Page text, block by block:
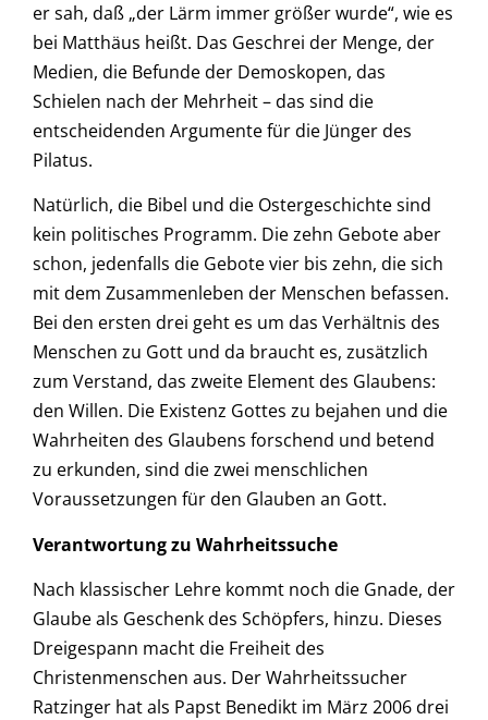
er sah, daß „der Lärm immer größer wurde“, wie es
bei Matthäus heißt. Das Geschrei der Menge, der
Medien, die Befunde der Demoskopen, das
Schielen nach der Mehrheit – das sind die
entscheidenden Argumente für die Jünger des
Pilatus.
Natürlich, die Bibel und die Ostergeschichte sind
kein politisches Programm. Die zehn Gebote aber
schon, jedenfalls die Gebote vier bis zehn, die sich
mit dem Zusammenleben der Menschen befassen.
Bei den ersten drei geht es um das Verhältnis des
Menschen zu Gott und da braucht es, zusätzlich
zum Verstand, das zweite Element des Glaubens:
den Willen. Die Existenz Gottes zu bejahen und die
Wahrheiten des Glaubens forschend und betend
zu erkunden, sind die zwei menschlichen
Voraussetzungen für den Glauben an Gott.
Verantwortung zu Wahrheitssuche
Nach klassischer Lehre kommt noch die Gnade, der
Glaube als Geschenk des Schöpfers, hinzu. Dieses
Dreigespann macht die Freiheit des
Christenmenschen aus. Der Wahrheitssucher
Ratzinger hat als Papst Benedikt im März 2006 drei